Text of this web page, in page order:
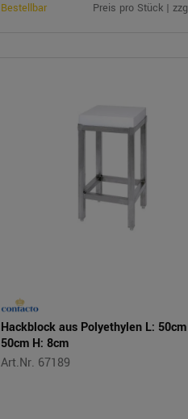
Bestellbar
Preis pro Stück |
Hackblock aus Polyethylen L:
50cm H: 8cm
Art.Nr. 67189